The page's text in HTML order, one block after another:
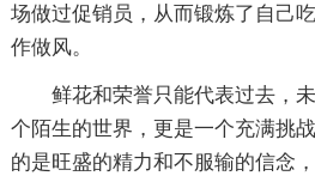
场做过促销员，从而锻炼了自己
作做风。
鲜花和荣誉只能代表过去，
个陌生的世界，更是一个充满挑
的是旺盛的精力和不服输的信念